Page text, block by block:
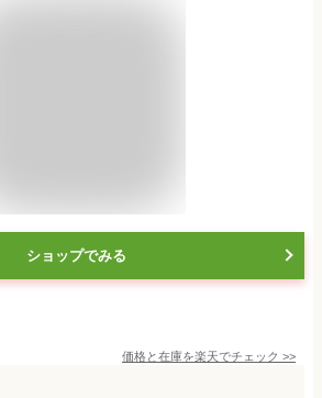
ショップでみる
価格と在庫を楽天でチェック >>